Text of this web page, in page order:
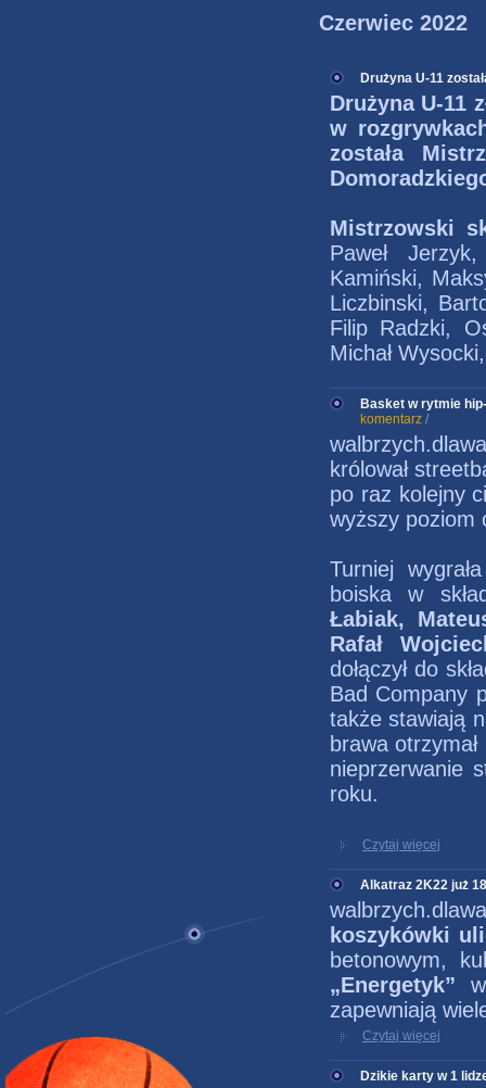
Czerwiec 2022
Drużyna U-11
Drużyna U-11
w
została
Mistrzowski
Paweł
Kamiński,
Liczbinski,
Filip Radzki,
Michał
Basket w rytmie
komentarz /
królował
po raz kolejny
wyższy poziom
Turniej
boiska w
Łabiak,
Rafał
dołączył do
Bad Company
także stawiają
brawa otrzymał
nieprzerwanie
roku.
Czytaj więcej
Alkatraz 2K22 już
koszykówki
betonowym,
„Energetyk”
zapewniają
Czytaj więcej
Dzikie karty w 1